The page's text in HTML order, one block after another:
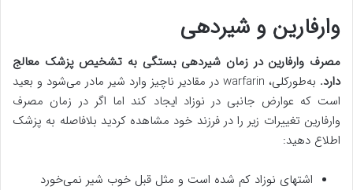
وارفارین و شیردهی
مصرف وارفارین در زمان شیردهی بستگی به تشخیص پزشک معالج
دارد.
به‌طورکلی، warfarin در مقادیر ناچیز وارد شیر مادر می‌شود و بعید
است که عوارض جانبی در نوزاد ایجاد کند اما اگر در زمان مصرف
وارفارین تغییرات زیر را در فرزند خود مشاهده کردید بلافاصله به پزشک
اطلاع دهید:
اشتهای نوزاد کم شده است و مثل قبل خوب شیر نمی‌خورد